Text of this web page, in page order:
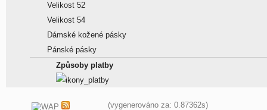
Velikost 52
Velikost 54
Dámské kožené pásky
Pánské pásky
Způsoby platby
(vygenerováno za: 0.87362s)